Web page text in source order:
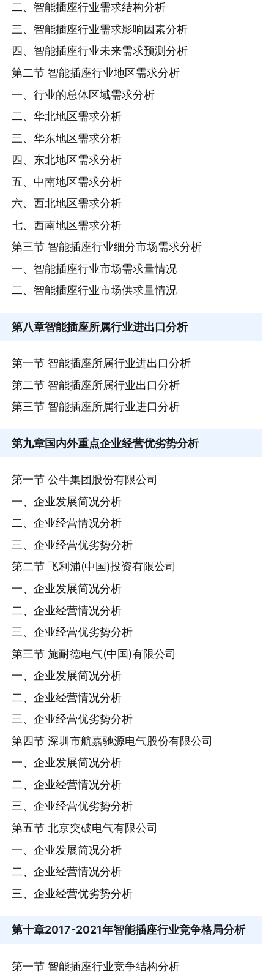
二、智能插座行业需求结构分析
三、智能插座行业需求影响因素分析
四、智能插座行业未来需求预测分析
第二节 智能插座行业地区需求分析
一、行业的总体区域需求分析
二、华北地区需求分析
三、华东地区需求分析
四、东北地区需求分析
五、中南地区需求分析
六、西北地区需求分析
七、西南地区需求分析
第三节 智能插座行业细分市场需求分析
一、智能插座行业市场需求量情况
二、智能插座行业市场供求量情况
第八章智能插座所属行业进出口分析
第一节 智能插座所属行业进出口分析
第二节 智能插座所属行业出口分析
第三节 智能插座所属行业进口分析
第九章国内外重点企业经营优劣势分析
第一节 公牛集团股份有限公司
一、企业发展简况分析
二、企业经营情况分析
三、企业经营优劣势分析
第二节 飞利浦(中国)投资有限公司
一、企业发展简况分析
二、企业经营情况分析
三、企业经营优劣势分析
第三节 施耐德电气(中国)有限公司
一、企业发展简况分析
二、企业经营情况分析
三、企业经营优劣势分析
第四节 深圳市航嘉驰源电气股份有限公司
一、企业发展简况分析
二、企业经营情况分析
三、企业经营优劣势分析
第五节 北京突破电气有限公司
一、企业发展简况分析
二、企业经营情况分析
三、企业经营优劣势分析
第十章2017-2021年智能插座行业竞争格局分析
第一节 智能插座行业竞争结构分析